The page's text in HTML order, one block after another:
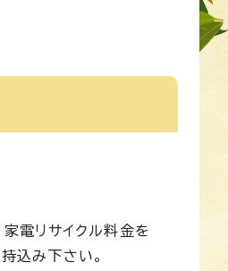
電リサイクル料金を
込み下さい。